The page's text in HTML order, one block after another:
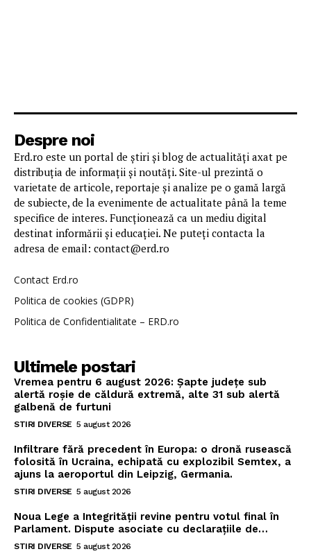
Despre noi
Erd.ro este un portal de știri și blog de actualități axat pe
distribuția de informații și noutăți. Site-ul prezintă o
varietate de articole, reportaje și analize pe o gamă largă
de subiecte, de la evenimente de actualitate până la teme
specifice de interes. Funcționează ca un mediu digital
destinat informării și educației. Ne puteți contacta la
adresa de email: contact@erd.ro
Contact Erd.ro
Politica de cookies (GDPR)
Politica de Confidentialitate – ERD.ro
Ultimele postari
Vremea pentru 6 august 2026: Șapte județe sub
alertă roșie de căldură extremă, alte 31 sub alertă
galbenă de furtuni
STIRI DIVERSE 5 august 2026
Infiltrare fără precedent în Europa: o dronă rusească
folosită în Ucraina, echipată cu explozibil Semtex, a
ajuns la aeroportul din Leipzig, Germania.
STIRI DIVERSE 5 august 2026
Noua Lege a Integrității revine pentru votul final în
Parlament. Dispute asociate cu declarațiile de…
STIRI DIVERSE 5 august 2026